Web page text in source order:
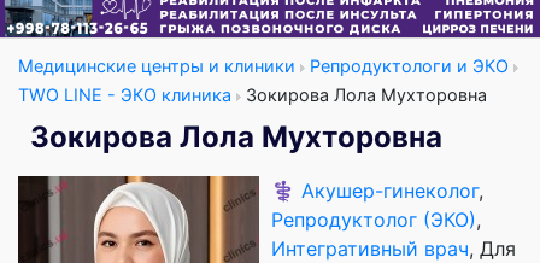
Медицинские центры и клиники
Репродуктологи и ЭКО
TWO LINE - ЭКО клиника
Зокирова Лола Мухторовна
Зокирова Лола Мухторовна
⚕️ Акушер-гинеколог,
Репродуктолог (ЭКО),
Интегративный врач, Для